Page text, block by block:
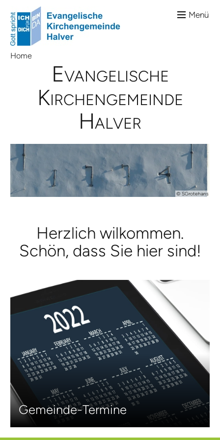
Menü
Home
E­van­ge­li­sche
Kirchen­gemein­de
Halver
© SGrotehans
Herzlich wilkommen.
Schön, dass Sie hier sind!
Gemeinde-­Termine